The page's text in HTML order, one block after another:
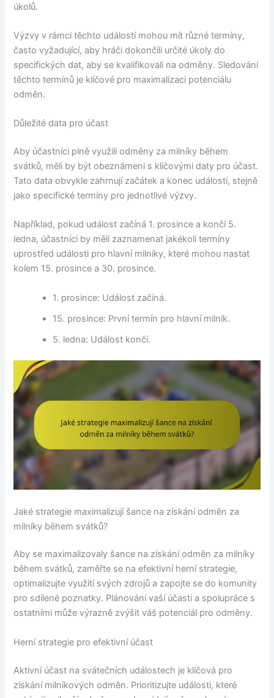
úkolů.
Výzvy v rámci těchto událostí mohou mít různé termíny,
často vyžadující, aby hráči dokončili určité úkoly do
specifických dat, aby se kvalifikovali na odměny. Sledování
těchto termínů je klíčové pro maximalizaci potenciálu
odměn.
Důležité data pro účast
Aby účastníci plně využili odměny za milníky během
svátků, měli by být obeznámeni s klíčovými daty pro účast.
Tato data obvykle zahrnují začátek a konec událostí, stejně
jako specifické termíny pro jednotlivé výzvy.
Například, pokud událost začíná 1. prosince a končí 5.
ledna, účastníci by měli zaznamenat jakékoli termíny
uprostřed události pro hlavní milníky, které mohou nastat
kolem 15. prosince a 30. prosince.
1. prosince: Událost začíná.
15. prosince: První termín pro hlavní milník.
5. ledna: Událost končí.
Jaké strategie maximalizují šance na získání odměn za
milníky během svátků?
Aby se maximalizovaly šance na získání odměn za milníky
během svátků, zaměřte se na efektivní herní strategie,
optimalizujte využití svých zdrojů a zapojte se do komunity
pro sdílené poznatky. Plánování vaší účasti a spolupráce s
ostatními může výrazně zvýšit váš potenciál pro odměny.
Herní strategie pro efektivní účast
Aktivní účast na svátečních událostech je klíčová pro
získání milníkových odměn. Prioritizujte události, které